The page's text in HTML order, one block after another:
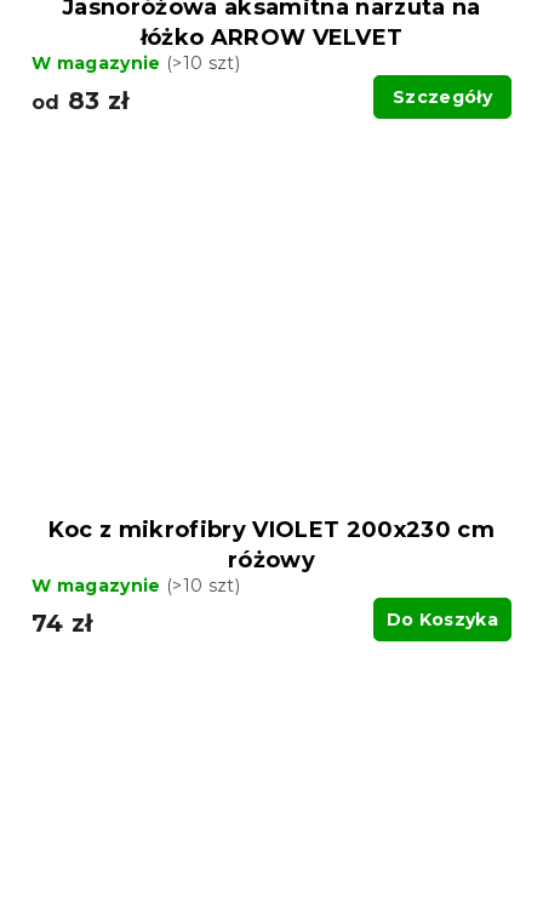
Jasnoróżowa aksamitna narzuta na
łóżko ARROW VELVET
W magazynie (>10 szt)
od 83 zł Szczegóły
Koc z mikrofibry VIOLET 200x230 cm
różowy
W magazynie (>10 szt)
74 zł Do Koszyka